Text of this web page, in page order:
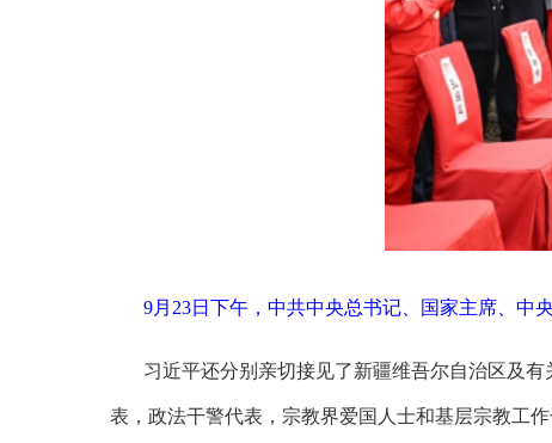
9月23日下午，中共中央总书记、国家主席、中
习近平还分别亲切接见了新疆维吾尔自治区及
表，政法干警代表，宗教界爱国人士和基层宗教工作